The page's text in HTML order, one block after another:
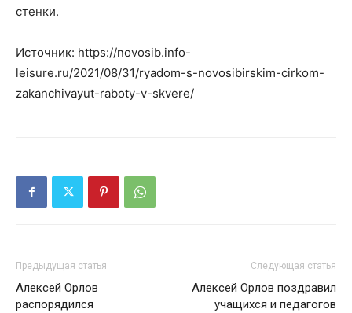
стенки.
Источник: https://novosib.info-
leisure.ru/2021/08/31/ryadom-s-novosibirskim-cirkom-
zakanchivayut-raboty-v-skvere/
Предыдущая статья
Алексей Орлов
распорядился
Следующая статья
Алексей Орлов поздравил
учащихся и педагогов